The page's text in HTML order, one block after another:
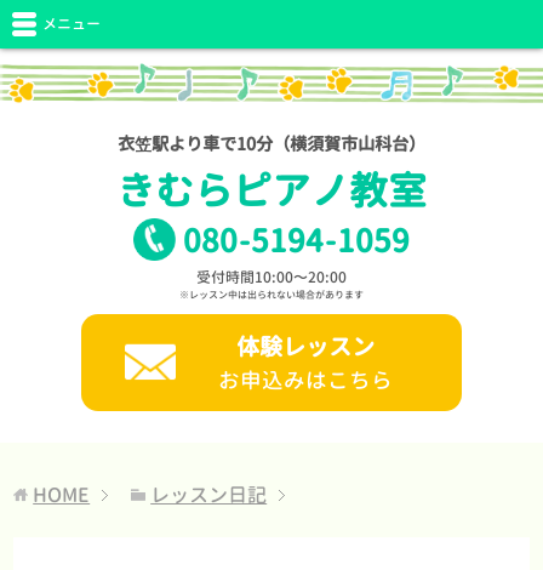
衣笠駅より車で10分（横須賀市山科台）
きむらピアノ教室
080-5194-1059
受付時間10:00〜20:00
※レッスン中は出られない場合があります
体験レッスン
お申込みはこちら
メニュー
HOME レッスン日記